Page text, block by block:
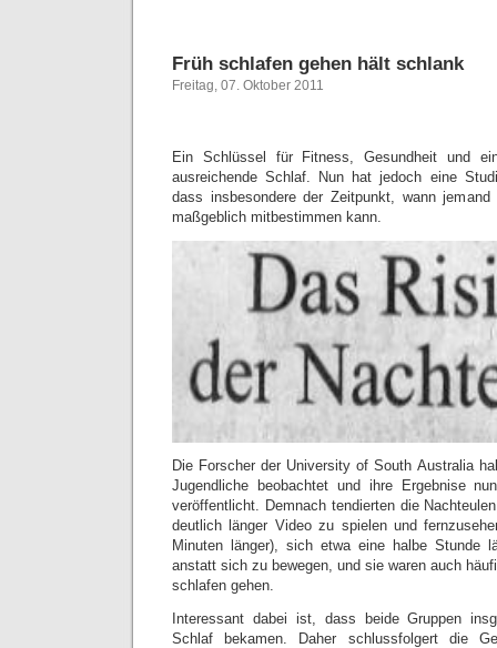
Früh schlafen gehen hält schlank
Freitag, 07. Oktober 2011
Ein Schlüssel für Fitness, Gesundheit und
ausreichende Schlaf. Nun hat jedoch eine
dass insbesondere der Zeitpunkt, wann
maßgeblich mitbestimmen kann.
Die Forscher der University of South Australia
Jugendliche beobachtet und ihre Ergebnise
veröffentlicht. Demnach tendierten die
deutlich länger Video zu spielen und
Minuten länger), sich etwa eine halbe Stunde
anstatt sich zu bewegen, und sie waren auch
schlafen gehen.
Interessant dabei ist, dass beide Gruppen
Schlaf bekamen. Daher schlussfolgert die